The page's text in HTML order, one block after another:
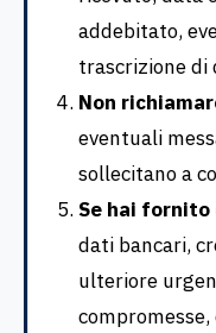
addebitato,
trascrizione di
Non
eventuali
sollecitano a
Se hai
dati bancari,
ulteriore